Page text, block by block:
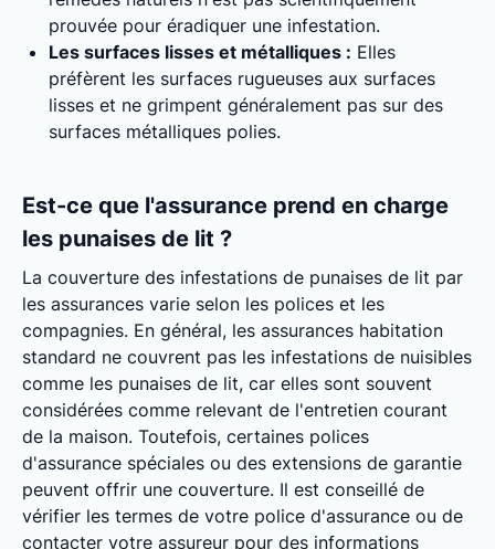
prouvée pour éradiquer une infestation.
Les surfaces lisses et métalliques : Elles
préfèrent les surfaces rugueuses aux surfaces
lisses et ne grimpent généralement pas sur des
surfaces métalliques polies.
Est-ce que l'assurance prend en charge
les punaises de lit ?
La couverture des infestations de punaises de lit par
les assurances varie selon les polices et les
compagnies. En général, les assurances habitation
standard ne couvrent pas les infestations de nuisibles
comme les punaises de lit, car elles sont souvent
considérées comme relevant de l'entretien courant
de la maison. Toutefois, certaines polices
d'assurance spéciales ou des extensions de garantie
peuvent offrir une couverture. Il est conseillé de
vérifier les termes de votre police d'assurance ou de
contacter votre assureur pour des informations